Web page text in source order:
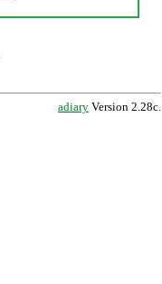
adiary Version 2.28c.